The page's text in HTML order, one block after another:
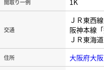
間取り一例 1K
交通
ＪＲ東西
阪神本線
ＪＲ東海
住所 大阪府大